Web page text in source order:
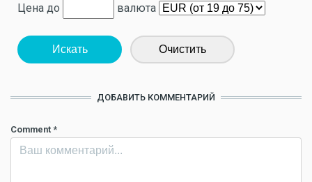
Цена до
валюта
Искать Очистить
ДОБАВИТЬ КОММЕНТАРИЙ
Comment *